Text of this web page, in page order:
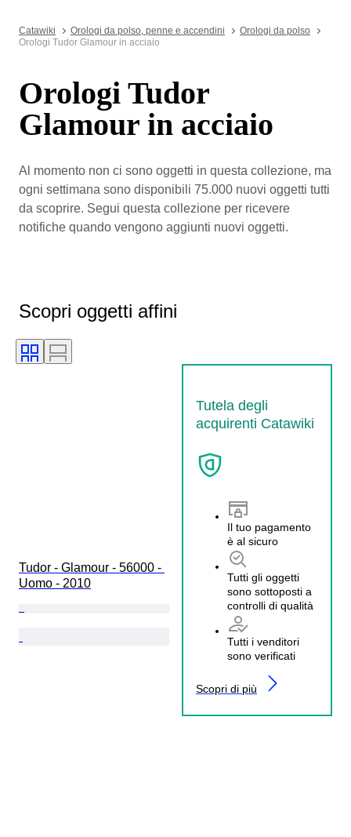
Catawiki Orologi da polso, penne e accendini
Orologi da polso
Orologi Tudor Glamour in acciaio
Orologi Tudor
Glamour in acciaio
Al momento non ci sono oggetti in questa collezione, ma
ogni settimana sono disponibili 75.000 nuovi oggetti tutti
da scoprire. Segui questa collezione per ricevere
notifiche quando vengono aggiunti nuovi oggetti.
Scopri oggetti affini
Tutela degli
acquirenti Catawiki
Il tuo pagamento
è al sicuro
Tutti gli oggetti
sono sottoposti a
controlli di qualità
Tutti i venditori
sono verificati
Scopri di più
Tudor - Glamour - 56000 -
Uomo - 2010